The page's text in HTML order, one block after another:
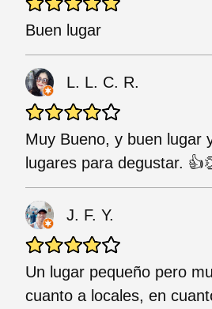
Buen lugar
L. L. C. R.
Muy Bueno, y buen lugar
lugares para degustar.
J. F. Y.
Un lugar pequeño pero
cuanto a locales, en